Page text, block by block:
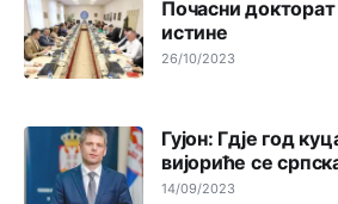
Почасни
истине
26/10/2023
Гујон: Гд‌је год
вијориће се
14/09/2023
Vise je Republika SRPSKA drzava
Kosova se Srbi mogu i lijecit i skolovat
niko sa 23 posto federacije to ne
Анонимно2807441 јуче
10:21
муслимански екстремиста,шта он